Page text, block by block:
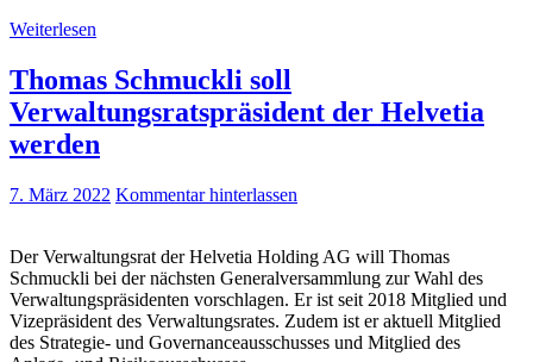
Weiterlesen
Thomas Schmuckli soll
Verwaltungsratspräsident der Helvetia
werden
7. März 2022 Kommentar hinterlassen
Der Verwaltungsrat der Helvetia Holding AG will Thomas
Schmuckli bei der nächsten Generalversammlung zur Wahl des
Verwaltungspräsidenten vorschlagen. Er ist seit 2018 Mitglied und
Vizepräsident des Verwaltungsrates. Zudem ist er aktuell Mitglied
des Strategie- und Governanceausschusses und Mitglied des